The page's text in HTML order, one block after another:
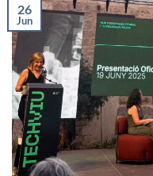
26
Jun